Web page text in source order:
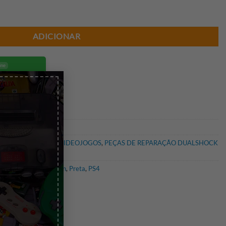
×
ADICIONAR
ou algum
o
CONSOLAS E VIDEOJOGOS, PEÇAS DE REPARAÇÃO DUALSHOCK
Playstation, Preta, PS4